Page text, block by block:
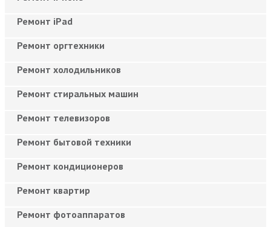
Ремонт iPad
Ремонт оргтехники
Ремонт холодильников
Ремонт стиральных машин
Ремонт телевизоров
Ремонт бытовой техники
Ремонт кондиционеров
Ремонт квартир
Ремонт фотоаппаратов